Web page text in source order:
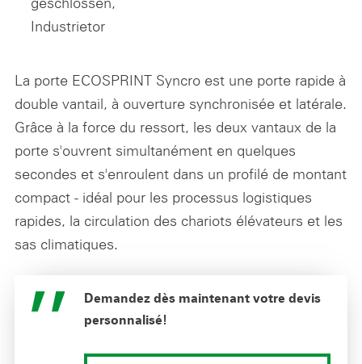
La porte ECOSPRINT Syncro est une porte rapide à
double vantail, à ouverture synchronisée et latérale.
Grâce à la force du ressort, les deux vantaux de la
porte s'ouvrent simultanément en quelques
secondes et s'enroulent dans un profilé de montant
compact - idéal pour les processus logistiques
rapides, la circulation des chariots élévateurs et les
sas climatiques.
Demandez dès maintenant votre devis
personnalisé!